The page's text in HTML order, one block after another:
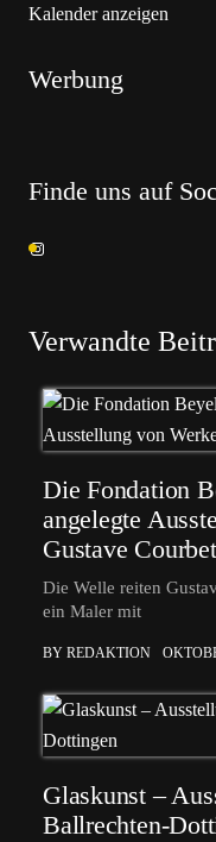
Kalender anzeigen
Werbung
Finde uns auf
Verwandte
Die Fondation
angelegte
Gustave Courbet
Die Welle reiten
ein Maler mit
BY REDAKTION
Glaskunst –
Ballrechten-